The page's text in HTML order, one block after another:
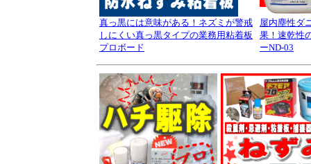
真っ黒には意味がある！ネズミが警戒
しにくい真っ黒タイプの業務用粘着板
プロボード
屋内塵性ダ
果！速乾性
ーND-03